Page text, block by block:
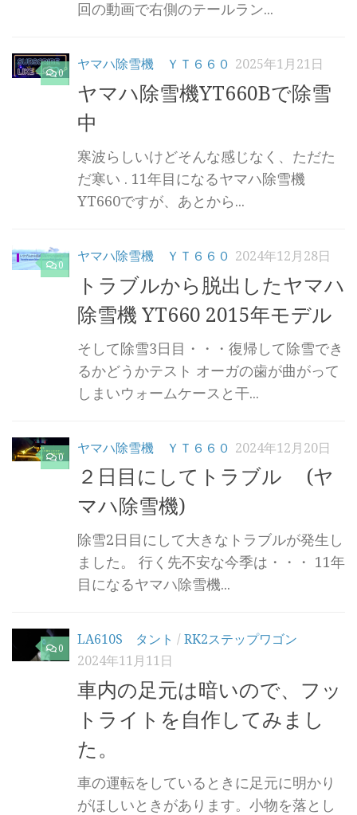
回の動画で右側のテールラン...
0
ヤマハ除雪機 ＹＴ６６０ 2025年1月21日
ヤマハ除雪機YT660Bで除雪
中
寒波らしいけどそんな感じなく、ただた
だ寒い . 11年目になるヤマハ除雪機
YT660ですが、あとから...
0
ヤマハ除雪機 ＹＴ６６０ 2024年12月28日
トラブルから脱出したヤマハ
除雪機 YT660 2015年モデル
そして除雪3日目・・・復帰して除雪でき
るかどうかテスト オーガの歯が曲がって
しまいウォームケースと干...
0
ヤマハ除雪機 ＹＴ６６０ 2024年12月20日
２日目にしてトラブル (ヤ
マハ除雪機)
除雪2日目にして大きなトラブルが発生し
ました。 行く先不安な今季は・・・ 11年
目になるヤマハ除雪機...
0
LA610S タント / RK2ステップワゴン
2024年11月11日
車内の足元は暗いので、フッ
トライトを自作してみまし
た。
車の運転をしているときに足元に明かり
がほしいときがあります。小物を落とし